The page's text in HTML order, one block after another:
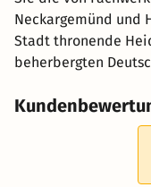
Neckargemünd und
Stadt thronende
beherbergten